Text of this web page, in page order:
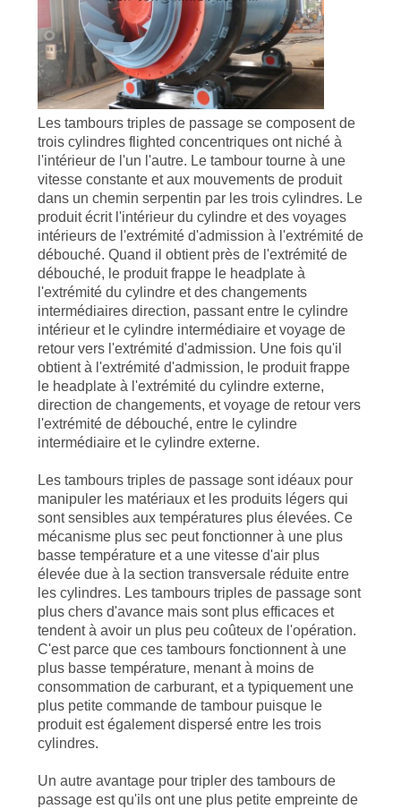
Les tambours triples de passage se composent de
trois cylindres flighted concentriques ont niché à
l'intérieur de l'un l'autre. Le tambour tourne à une
vitesse constante et aux mouvements de produit
dans un chemin serpentin par les trois cylindres. Le
produit écrit l'intérieur du cylindre et des voyages
intérieurs de l'extrémité d'admission à l'extrémité de
débouché. Quand il obtient près de l'extrémité de
débouché, le produit frappe le headplate à
l'extrémité du cylindre et des changements
intermédiaires direction, passant entre le cylindre
intérieur et le cylindre intermédiaire et voyage de
retour vers l'extrémité d'admission. Une fois qu'il
obtient à l'extrémité d'admission, le produit frappe
le headplate à l'extrémité du cylindre externe,
direction de changements, et voyage de retour vers
l'extrémité de débouché, entre le cylindre
intermédiaire et le cylindre externe.
Les tambours triples de passage sont idéaux pour
manipuler les matériaux et les produits légers qui
sont sensibles aux températures plus élevées. Ce
mécanisme plus sec peut fonctionner à une plus
basse température et a une vitesse d'air plus
élevée due à la section transversale réduite entre
les cylindres. Les tambours triples de passage sont
plus chers d'avance mais sont plus efficaces et
tendent à avoir un plus peu coûteux de l'opération.
C'est parce que ces tambours fonctionnent à une
plus basse température, menant à moins de
consommation de carburant, et a typiquement une
plus petite commande de tambour puisque le
produit est également dispersé entre les trois
cylindres.
Un autre avantage pour tripler des tambours de
passage est qu'ils ont une plus petite empreinte de